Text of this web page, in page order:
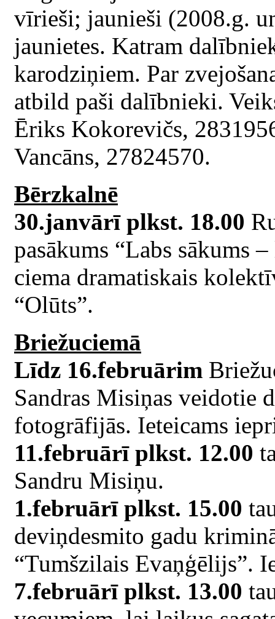
vīrieši; jaunieši (2008.g.
jaunietes. Katram
karodziņiem. Par
atbild paši dalībnieki.
Ēriks Kokorevičs,
Vancāns, 27824570.
Bērzkalnē
30.janvārī plkst. 18.00
pasākums “Labs sākums
ciema dramatiskais
“Olūts”.
Briežuciemā
Līdz 16.februārim
Sandras Misiņas veidotie
fotogrāfijās. Ieteicams
11.februārī plkst. 12.00
Sandru Misiņu.
1.februārī plkst. 15.00
deviņdesmito gadu
“Tumšzilais Evaņģēlijs”.
7.februārī plkst. 13.00